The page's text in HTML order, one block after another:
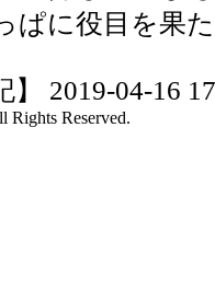
ぱに役目を果
】 2019-04-16
Reserved.